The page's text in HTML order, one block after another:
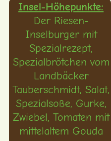
Insel-Höhepunkte:
Der Riesen-
Inselburger mit
Spezialrezept,
Spezialbrötchen vom
Landbäcker
Tauberschmidt, Salat,
Spezialsoße, Gurke,
Zwiebel, Tomaten mit
mittelaltem Gouda